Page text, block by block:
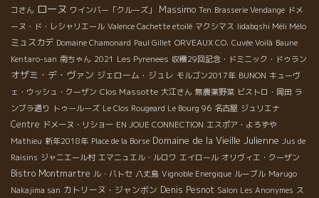
コさん ローヌ ワインバー「クルーズ」 Massimo Ten Brasserie Vendange ドメ
ーヌ・ド・レシャリエール Valence Cachette etoilé マクシマス Iidabqshi Méli Mélo
ミュスカデ Domaine Chamonard Paul Gillet ORVEAUX CO. Cuvée Voilà Baune
Kentaro-san 南ちゃん 2021 Les Pyrenees 収穫29回記念・ドミニック・ドゥラン
オザミ・デ・ヴァン ジェローム・ジュレ モルゴン2017年 BUNON キューヴ
ェ・ウッシュ・クーザン Clos Massotte 大江さん 無農薬野菜 ビストロ・岡田 ラ
ンブラ通り トゥールーズ Le Clos Rougeard Le Bourg 96 名古屋 ジュリエナ
Centre ドメーヌ・リショー EN JOUE CONNECTION エスポア・よろずや
Mathieu 新年2018年 Place de la Borse Domaine de la Vieille Julienne Jus de
Raisins ジャニエール村 エマニュエル・ルロワ エイロール オリヴィエ・クーザン
Bistro Montmartre ル・バトセ 八丈島 Vignoble Energique ルーブル Marugo
Nakajima san カトリーヌ・ジャンボン Denis Pesnot Salon Les Anonymes ス